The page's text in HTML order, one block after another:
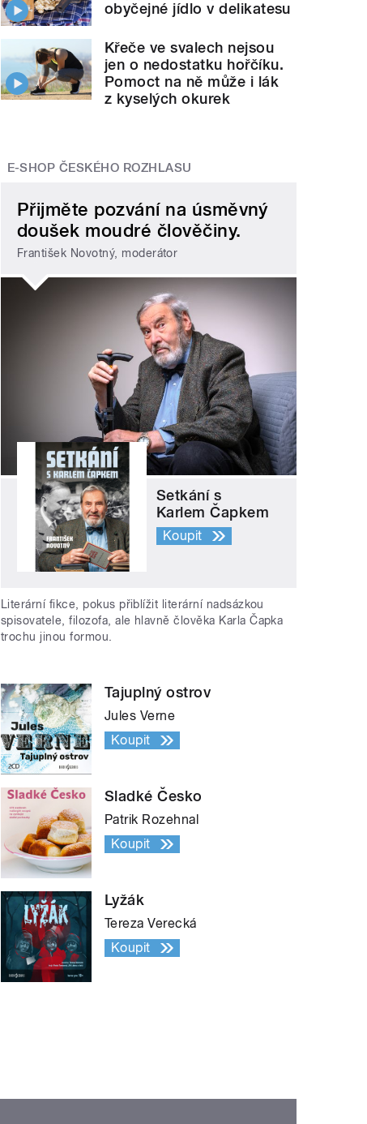
obyčejné jídlo v delikatesu
Křeče ve svalech nejsou
jen o nedostatku hořčíku.
Pomoct na ně může i lák
z kyselých okurek
E-SHOP ČESKÉHO ROZHLASU
Přijměte pozvání na úsměvný
doušek moudré člověčiny.
František Novotný, moderátor
Setkání s
Karlem Čapkem
Koupit
Literární fikce, pokus přiblížit literární nadsázkou
spisovatele, filozofa, ale hlavně člověka Karla Čapka
trochu jinou formou.
Tajuplný ostrov
Jules Verne
Koupit
Sladké Česko
Patrik Rozehnal
Koupit
Lyžák
Tereza Verecká
Koupit